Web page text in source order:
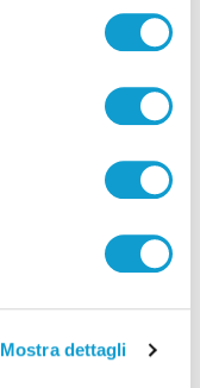
Mostra dettagli